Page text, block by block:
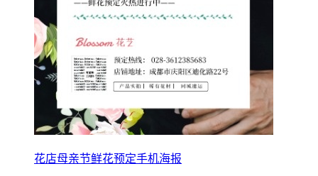
花店母亲节鲜花预定手机海报